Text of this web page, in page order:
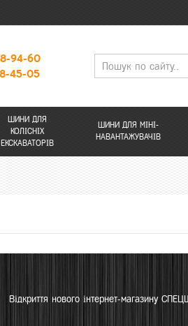
94-60
45-05
ШИНИ ДЛЯ
КОЛІСНІХ
ЕКСКАВАТОРІВ
ШИНИ ДЛЯ МІНІ-
НАВАНТАЖУВАЧІВ
Відкриття нового інтернет-магазину